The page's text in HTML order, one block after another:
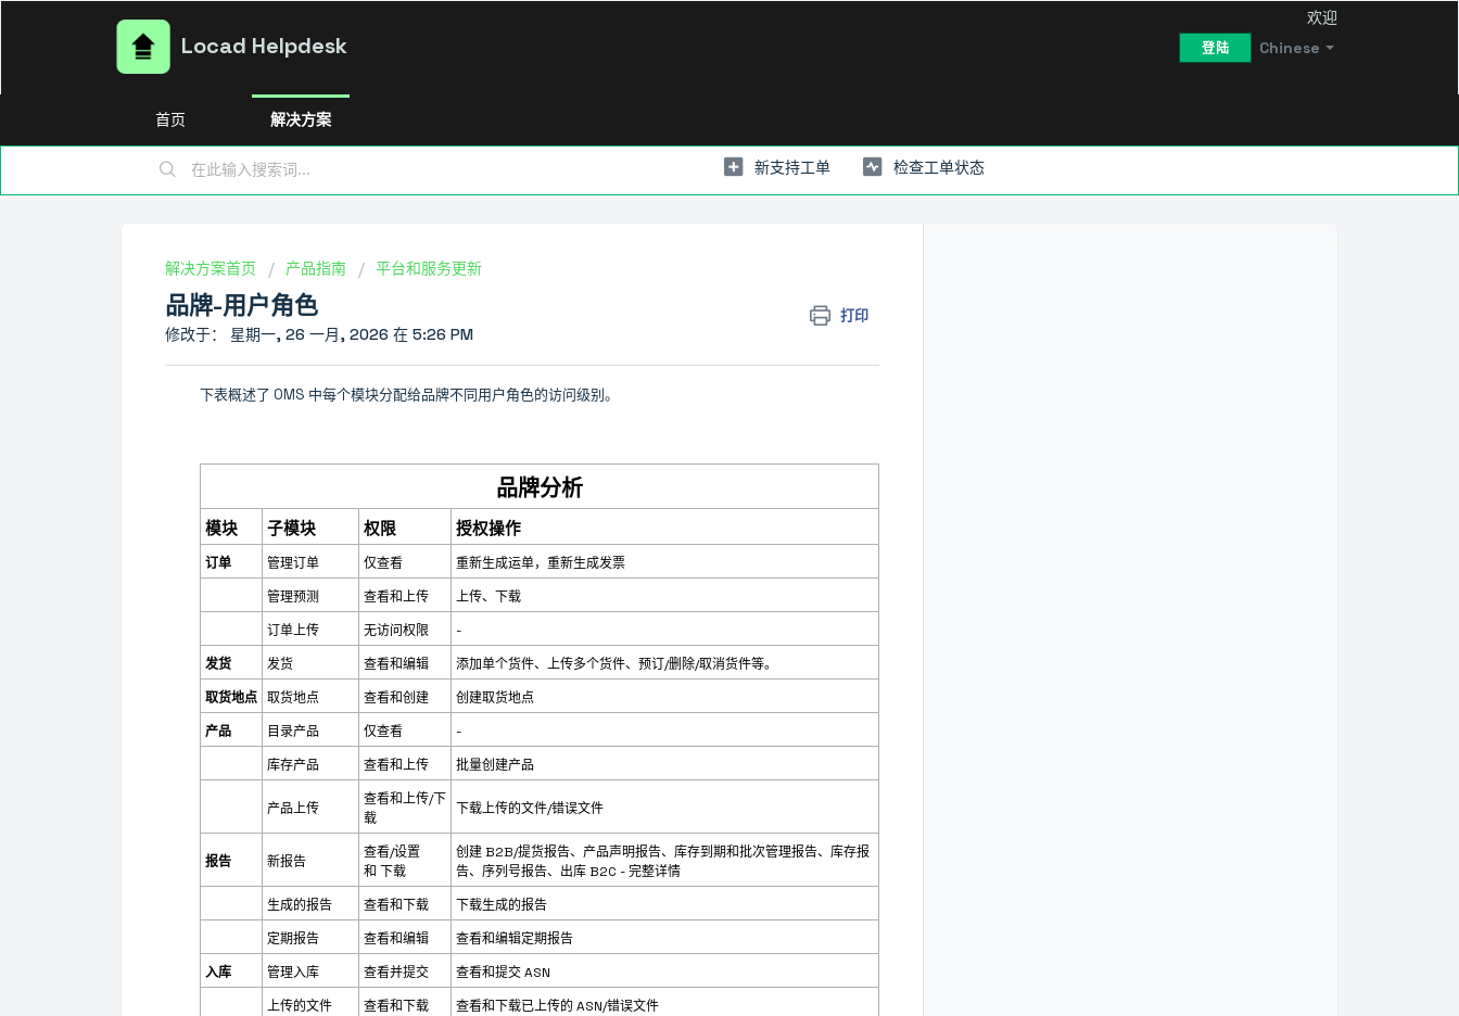
Locad Helpdesk Chinese
欢迎
登陆
首页 解决方案
新支持工单 检查工单状态
解决方案首页 产品指南 平台和服务更新
品牌-用户角色 打印
修改于： 星期一, 26 一月, 2026 在 5:26 PM
下表概述了 OMS 中每个模块分配给品牌不同用户角色的访问级别。
品牌分析
模块 子模块 权限 授权操作
订单 管理订单 仅查看
重新生成运单，重新生成发票
管理预测
查看和上传
上传、下载
订单上传
无访问权限
-
发货
发货 查看和编辑
添加单个货件、上传多个货件、预订/删除/取消货件等。
取货地点 取货地点 查看和创建
创建取货地点
产品
目录产品 仅查看
-
库存产品
查看和上传 批量创建产品
产品上传
查看和上传/下
载
下载上传的文件/错误文件
报告 新报告
查看/设置
和 下载
创建 B2B/提货报告、产品声明报告、库存到期和批次管理报告、库存报
告、序列号报告、出库 B2C - 完整详情
生成的报告
查看和下载
下载生成的报告
定期报告
查看和编辑
查看和编辑定期报告
入库
管理入库 查看并提交
查看和提交 ASN
上传的文件
查看和下载
查看和下载已上传的 ASN/错误文件